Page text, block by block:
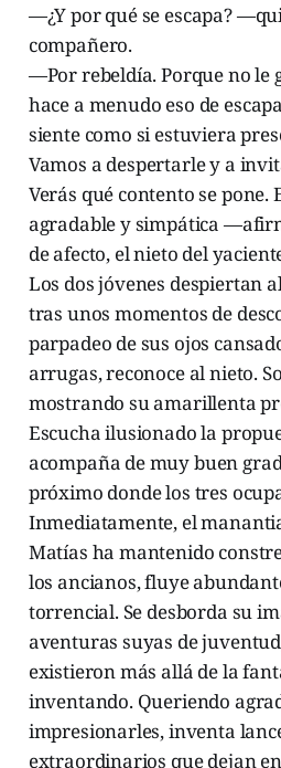
—¿Y por qué se escapa?
compañero.
—Por rebeldía. Porque no le
hace a menudo eso de
siente como si estuviera
Vamos a despertarle y a
Verás qué contento se
agradable y simpática
de afecto, el nieto del
Los dos jóvenes despiertan
tras unos momentos de
parpadeo de sus ojos
arrugas, reconoce al nieto.
mostrando su amarillenta
Escucha ilusionado la
acompaña de muy buen
próximo donde los tres
Inmediatamente, el
Matías ha mantenido
los ancianos, fluye
torrencial. Se desborda su
aventuras suyas de
existieron más allá de la
inventando. Queriendo
impresionarles, inventa
extraordinarios que dejan